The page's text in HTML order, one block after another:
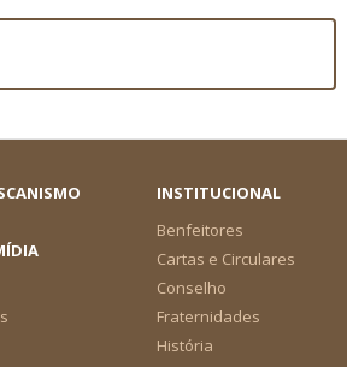
INSTITUCIONAL
Benfeitores
Cartas e Circulares
Conselho
Fraternidades
História